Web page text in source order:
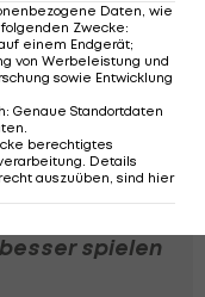
es
nach
"Wir wissen,
spielen
Daten, wie
Zwecke:
einem Endgerät;
von Werbeleistung und
sowie Entwicklung
: Genaue Standortdaten
berechtigtes
Details
auszuüben, sind hier